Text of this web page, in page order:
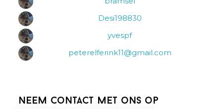
Desi198830
yvespf
peterelferink11@gmail.com
Neem contact met ons op